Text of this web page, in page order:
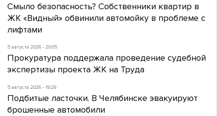
Смыло безопасность? Собственники квартир в
ЖК «Видный» обвинили автомойку в проблеме с
лифтами
5 августа 2026 - 20:05
Прокуратура поддержала проведение судебной
экспертизы проекта ЖК на Труда
5 августа 2026 - 19:29
Подбитые ласточки. В Челябинске эвакуируют
брошенные автомобили